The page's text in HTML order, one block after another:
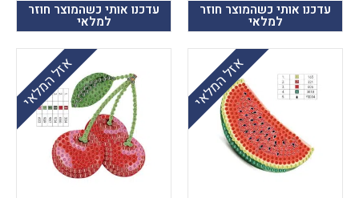
עדכנו אותי כשהמוצר חוזר
למלאי
עדכנו אותי כשהמוצר חוזר
למלאי
אזל המלאי אזל המלאי